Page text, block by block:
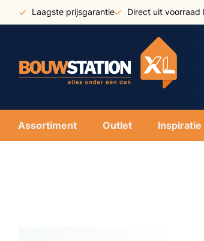
Ga
naar
Laagste prijsgarantie Direct uit voorraad
Assortiment Outlet Inspiratie